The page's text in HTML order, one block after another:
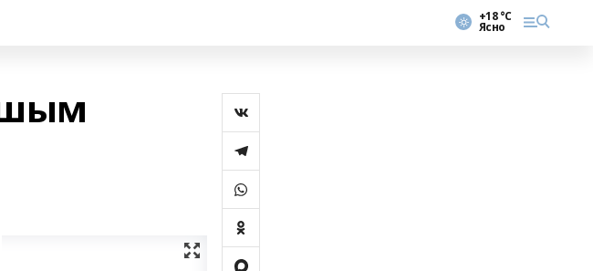
+18 °С
Ясно